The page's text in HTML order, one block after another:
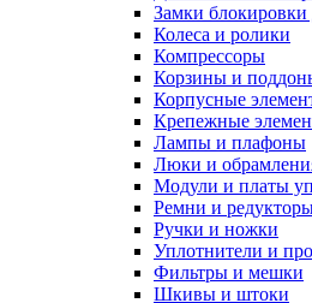
Замки блокировки
Колеса и ролики
Компрессоры
Корзины и
Корпусные
Крепежные
Лампы и плафоны
Люки и
Модули и платы
Ремни и
Ручки и ножки
Уплотнители и
Фильтры и мешки
Шкивы и штоки